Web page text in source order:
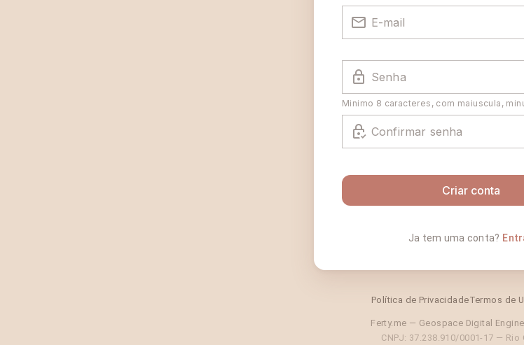
E-mail
Senha
Minimo 8 caracteres, com maiuscula,
Confirmar senha
Criar conta
Ja tem uma conta?
Política de PrivacidadeTermos de
Ferty.me — Geospace Digital
CNPJ: 37.238.910/0001-17 — Rio